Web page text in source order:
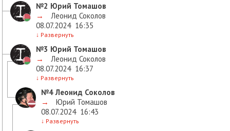
№2 Юрий Томашов
→
Леонид Соколов
08.07.2024 16:35
↓ Развернуть
№3 Юрий Томашов
→
Леонид Соколов
08.07.2024 16:37
↓ Развернуть
№4Леонид Соколов
→
Юрий Томашов
08.07.2024 16:43
↓ Развернуть